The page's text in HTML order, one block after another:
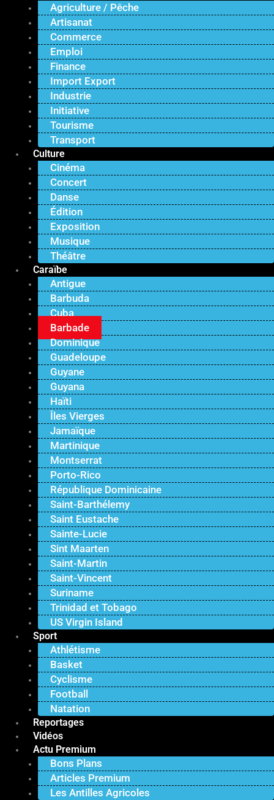
Agriculture / Pêche
Artisanat
Commerce
Emploi
Finance
Import Export
Industrie
Initiative
Tourisme
Transport
Culture
Cinéma
Concert
Danse
Édition
Exposition
Musique
Théâtre
Caraïbe
Antigue
Barbuda
Cuba
Barbade
Dominique
Guadeloupe
Guyane
Guyana
Haïti
Îles Vierges
Jamaïque
Martinique
Montserrat
Porto-Rico
République Dominicaine
Saint-Barthélemy
Saint Eustache
Sainte-Lucie
Sint Maarten
Saint-Martin
Saint-Vincent
Suriname
Trinidad et Tobago
US Virgin Island
Sport
Athlétisme
Basket
Cyclisme
Football
Natation
Reportages
Vidéos
Actu Premium
Bons Plans
Articles Premium
Les Antilles Agricoles